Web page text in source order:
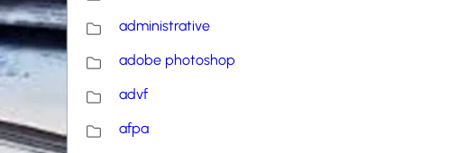
administrative
adobe photoshop
advf
afpa